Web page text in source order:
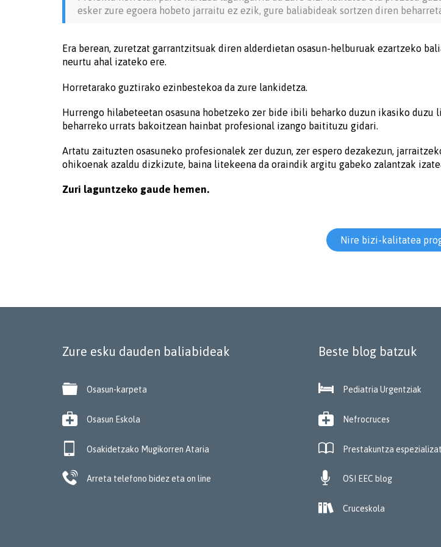
esker zure egoera hobeto jarraitu ez ezik, gure baliabideak sortzen diren
Era berean, zuretzat garrantzitsuak diren alderdietan osasun-helburuak ezartzeko
neurtu ahal izateko ere.
Horretarako guztirako ezinbestekoa da zure lankidetza.
Hurrengo hilabeteetan osasuna hobetzeko zer bide ibili beharko duzun ikasiko duzu
beharreko urrats bakoitzean hainbat profesional izango baitituzu gidari.
Artatu zaituzten osasuneko profesionalek zer duzun, zer espero dezakezun,
ohikoenak azaldu dizkizute, baina litekeena da oraindik argitu gabeko zalantzak
Zuri laguntzeko gaude hemen.
Nire bizi-kalitatea
Zure esku dauden baliabideak
 Osasun-karpeta
 Osasun Eskola
 Osakidetzako Mugikorren Ataria
 Arreta telefono bidez eta on line
Beste blog batzuk
 Pediatria Urgentziak
 Nefrocruces
 Prestakuntza
 OSI EEC blog
 Cruceskola